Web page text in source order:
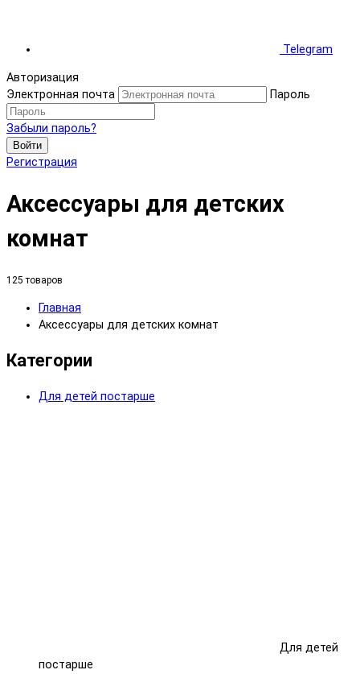
Telegram
Авторизация
Электронная почта
Пароль
Забыли пароль?
Войти
Регистрация
Аксессуары для детских
комнат
125 товаров
Главная
Аксессуары для детских комнат
Категории
Для детей постарше
Для детей
постарше